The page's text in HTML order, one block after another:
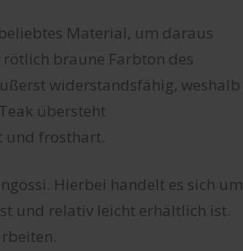
Material, um daraus
braune Farbton des
widerstandsfähig, weshalb
übersteht
und frosthart.
Hierbei handelt es sich um
und relativ leicht erhältlich ist.